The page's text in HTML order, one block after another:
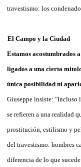
travestismo: los
El Campo y la Ciudad
Estamos acostumbrados
ligados a una cierta
única posibilidad ni
Giuseppe insiste: "Incluso
se refieren a una realidad
prostitución, estilismo y
del travestismo: hombres
diferencia de lo que